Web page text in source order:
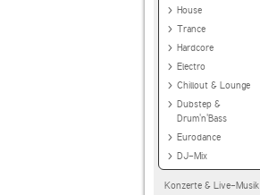
House
Trance
Hardcore
Electro
Chillout & Lounge
Dubstep &
Drum'n'Bass
Eurodance
DJ-Mix
Konzerte & Live-Musik